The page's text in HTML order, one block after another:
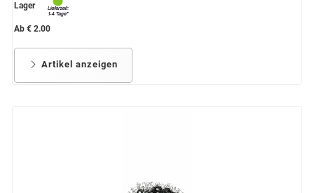
Lager
Ab € 2.00
Artikel anzeigen